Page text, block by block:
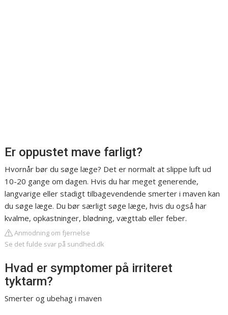
Er oppustet mave farligt?
Hvornår bør du søge læge? Det er normalt at slippe luft ud
10-20 gange om dagen. Hvis du har meget generende,
langvarige eller stadigt tilbagevendende smerter i maven kan
du søge læge. Du bør særligt søge læge, hvis du også har
kvalme, opkastninger, blødning, vægttab eller feber.
Anmodning om fjernelse
Se det fulde svar på sundhed.dk
Hvad er symptomer på irriteret
tyktarm?
Smerter og ubehag i maven